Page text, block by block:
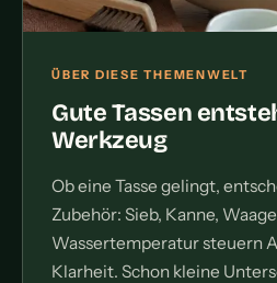
ÜBER DIESE THEMENWELT
Gute Tassen
Werkzeug
Ob eine Tasse gelingt,
Zubehör: Sieb, Kanne,
Wassertemperatur steuern
Klarheit. Schon kleine